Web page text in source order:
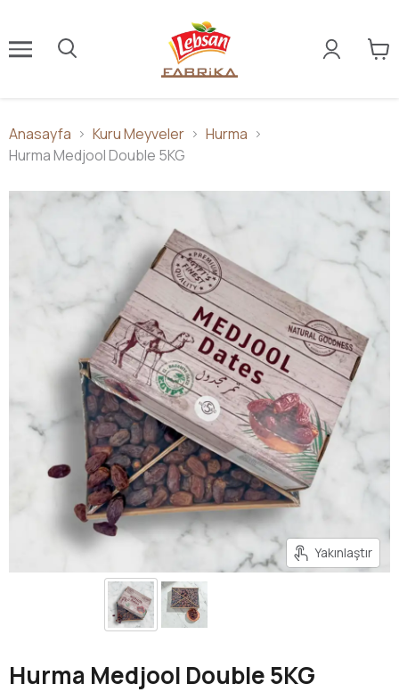
Anasayfa Kuru Meyveler
Hurma
Hurma Medjool Double 5KG
Yakınlaştır
Hurma Medjool Double 5KG